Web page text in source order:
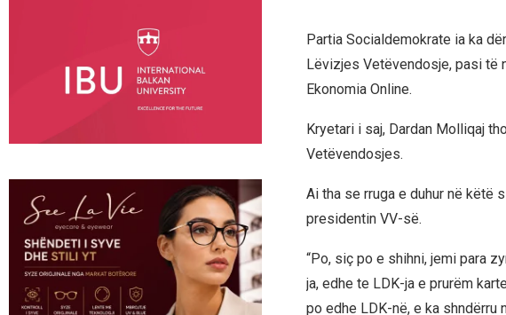
Partia Socialdemokrate ia ka
Lëvizjes Vetëvendosje, pasi të
Ekonomia Online.
Kryetari i saj, Dardan Molliqaj
Vetëvendosjes.
Ai tha se rruga e duhur në këtë
presidentin VV-së.
“Po, siç po e shihni, jemi para
ja, edhe te LDK-ja e prurëm
po edhe LDK-në, e ka shndërru